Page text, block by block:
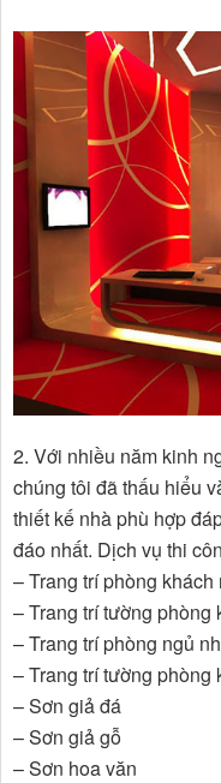
2. Với nhiều năm kinh
chúng tôi đã thấu hiểu
thiết kế nhà phù hợp
đáo nhất. Dịch vụ thi
– Trang trí phòng khách
– Trang trí tường phòng
– Trang trí phòng ngủ
– Trang trí tường phòng
– Sơn giả đá
– Sơn giả gỗ
– Sơn hoa văn